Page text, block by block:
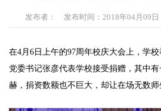
发布者： 发布时间：2018年04月09日
在4月6日上午的97周年校庆大会上，学
党委书记张彦代表学校接受捐赠，其中
赫，捐资数额也不巨大，却让在场无数师